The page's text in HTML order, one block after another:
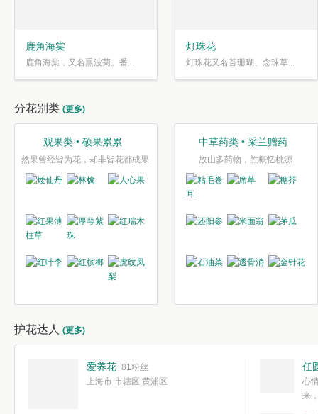
鹿角海棠
鹿角海棠，又名熏波菊。番...
灯珠花
灯珠花又名苔珊瑚、念珠草...
分花别类 (更多)
观果类 • 硕果累累
然果曾经皆为花，却非皆花都成果
中草药类 • 采兰赠药
故山多药物，胜概忆桃源
护花达人 (更多)
爱养花 81粉丝
上海市 市辖区 黄浦区
任
心
来